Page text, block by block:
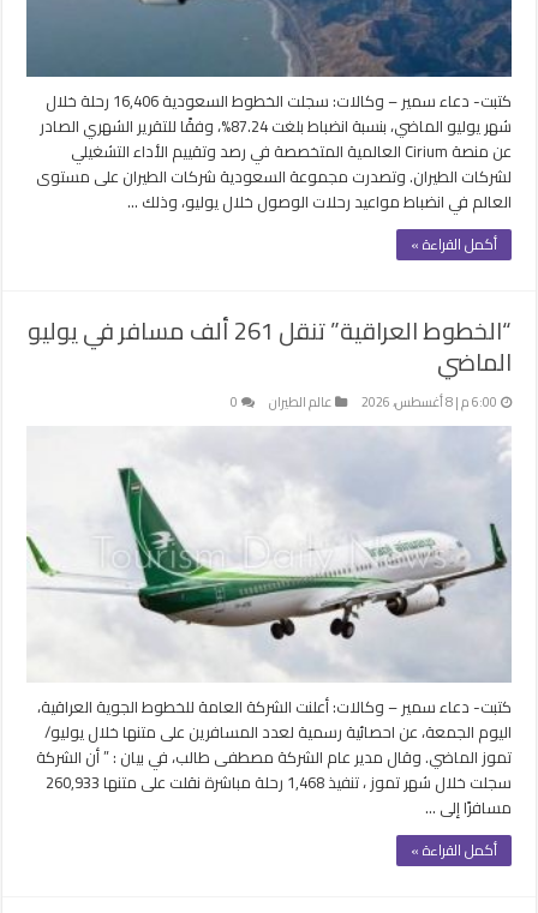
كتبت- دعاء سمير – وكالات: سجلت الخطوط السعودية 16,406 رحلة خلال
شهر يوليو الماضي، بنسبة انضباط بلغت 87.24%، وفقًا للتقرير الشهري الصادر
عن منصة Cirium العالمية المتخصصة في رصد وتقييم الأداء التشغيلي
لشركات الطيران. وتصدرت مجموعة السعودية شركات الطيران على مستوى
العالم في انضباط مواعيد رحلات الوصول خلال يوليو، وذلك …
أكمل القراءة »
“الخطوط العراقية” تنقل 261 ألف مسافر في يوليو
الماضي
6:00 م | 8 أغسطس، 2026 عالم الطيران 0
كتبت- دعاء سمير – وكالات: أعلنت الشركة العامة للخطوط الجوية العراقية،
اليوم الجمعة، عن احصائية رسمية لعدد المسافرين على متنها خلال يوليو/
تموز الماضي. وقال مدير عام الشركة مصطفى طالب، في بيان : ” أن الشركة
سجلت خلال شهر تموز ، تنفيذ 1,468 رحلة مباشرة نقلت على متنها 260,933
مسافرًا إلى …
أكمل القراءة »